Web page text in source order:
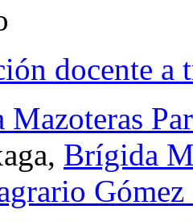
docente a
Brígida